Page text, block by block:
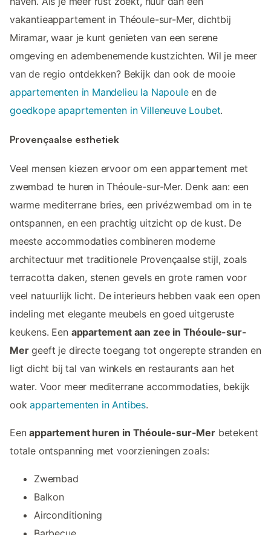
vakantieappartement in Théoule-sur-Mer, dichtbij
Miramar, waar je kunt genieten van een serene
omgeving en adembenemende kustzichten. Wil je meer
van de regio ontdekken? Bekijk dan ook de mooie
appartementen in Mandelieu la Napouleen de
goedkope apaprtementen in Villeneuve Loubet.
Provençaalse esthetiek
Veel mensen kiezen ervoor om een appartement met
zwembad te huren in Théoule-sur-Mer. Denk aan: een
warme mediterrane bries, een privézwembad om in te
ontspannen, en een prachtig uitzicht op de kust. De
meeste accommodaties combineren moderne
architectuur met traditionele Provençaalse stijl, zoals
terracotta daken, stenen gevels en grote ramen voor
veel natuurlijk licht. De interieurs hebben vaak een open
indeling met elegante meubels en goed uitgeruste
keukens. Een appartement aan zee in Théoule-sur-
Mergeeft je directe toegang tot ongerepte stranden en
ligt dicht bij tal van winkels en restaurants aan het
water. Voor meer mediterrane accommodaties, bekijk
ookappartementen in Antibes.
Eenappartement huren in Théoule-sur-Merbetekent
totale ontspanning met voorzieningen zoals:
Zwembad
Balkon
Airconditioning